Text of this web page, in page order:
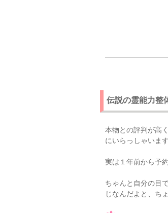
伝説の霊能力整
本物との評判が高
にいらっしゃいま
実は１年前から予
ちゃんと自分の目
じなんだよと、ち